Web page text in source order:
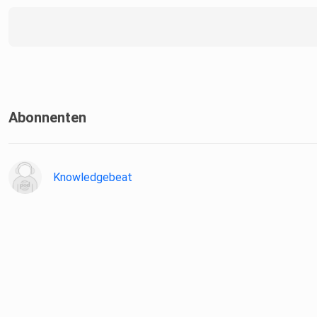
Abonnenten
Knowledgebeat